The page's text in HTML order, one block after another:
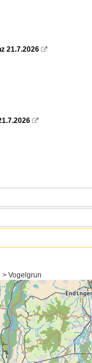
21.7.2026 

Vogelgrun